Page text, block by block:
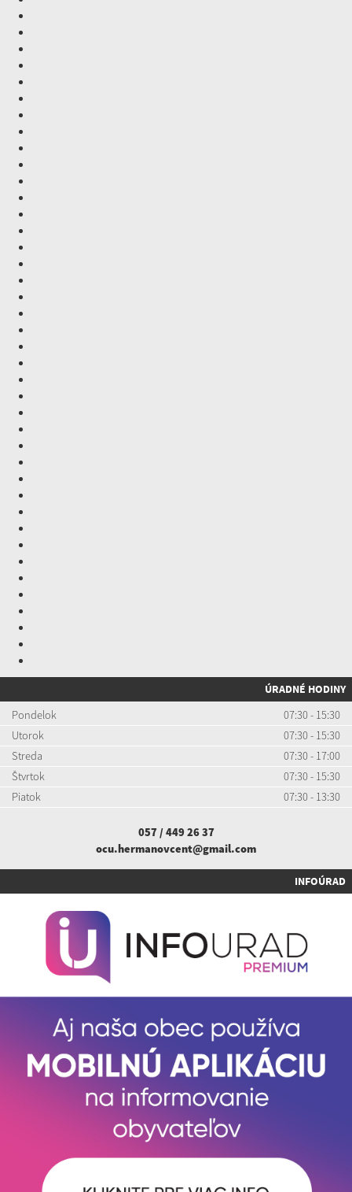
ÚRADNÉ HODINY
Pondelok
07:30 - 15:30
Utorok
07:30 - 15:30
Streda
07:30 - 17:00
Štvrtok
07:30 - 15:30
Piatok
07:30 - 13:30
057 / 449 26 37
ocu.hermanovcent@gmail.com
INFOÚRAD